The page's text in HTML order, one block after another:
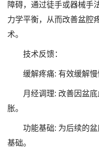
障碍，通过徒手或器械手
力学平衡，从而改善盆腔
术。
技术反馈：
缓解疼痛: 有效缓解
月经调理: 改善因盆
胀。
功能基础: 为后续的
基础。